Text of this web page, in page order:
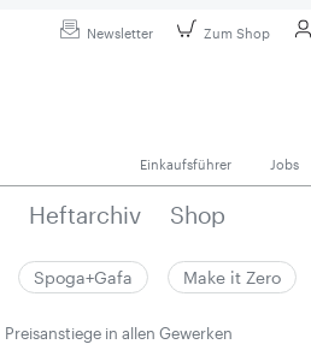
Newsletter Zum Shop
Einkaufsführer Jobs
Heftarchiv Shop
Spoga+Gafa Make it Zero
Preisanstiege in allen Gewerken